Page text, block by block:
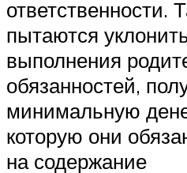
ответственности.
пытаются
выполнения
обязанностей,
минимальную
которую они
на содержание